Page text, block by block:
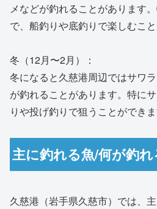
メなどが釣れることがあります
で、船釣りや底釣りで楽しむこと
冬（12月〜2月）：
冬になると久慈港周辺ではサワ
が釣れることがあります。特に
りや投げ釣りで狙うことができま
主に釣れる魚/何が釣れ
久慈港（岩手県久慈市）では、